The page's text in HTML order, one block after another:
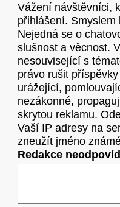
Vážení návštěvníci,
přihlášení.
Nejedná se o
slušnost a věcnost.
nesouvisející s
právo rušit
urážející,
nezákonné,
skrytou reklamu.
Vaší IP adresy na
zneužít jméno
Redakce